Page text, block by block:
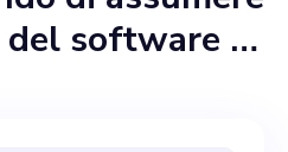
software di